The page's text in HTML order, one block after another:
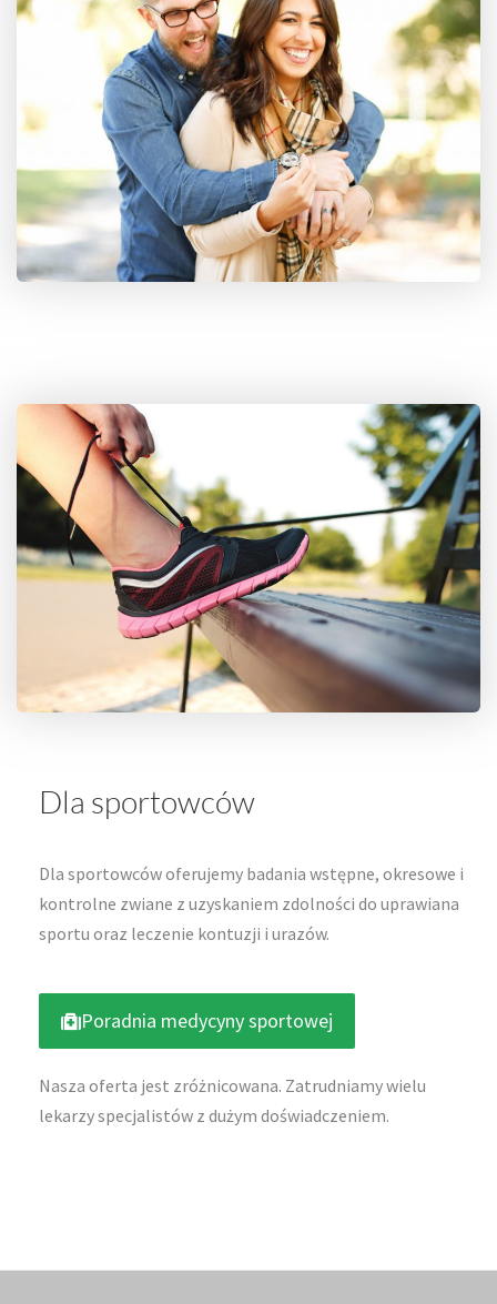
Dla sportowców
Dla sportowców oferujemy badania wstępne, okresowe i
kontrolne zwiane z uzyskaniem zdolności do uprawiana
sportu oraz leczenie kontuzji i urazów.
Poradnia medycyny sportowej
Nasza oferta jest zróżnicowana. Zatrudniamy wielu
lekarzy specjalistów z dużym doświadczeniem.